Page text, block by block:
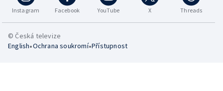
Instagram Facebook YouTube X Threads
© Česká televize
English•Ochrana soukromí•Přístupnost